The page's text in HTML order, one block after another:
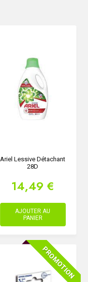
Ariel Lessive Détachant
28D
14,49 €
AJOUTER AU
PANIER
PROMOTION